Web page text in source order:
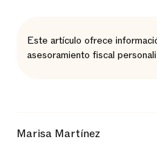
Este artículo ofrece
asesoramiento fiscal
Marisa Martínez